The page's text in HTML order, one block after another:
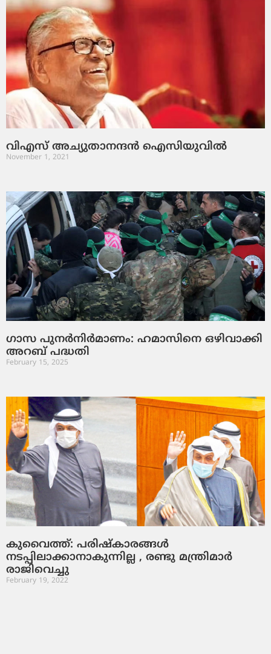
വിഎസ് അച്യുതാനന്ദന്‍ ഐസിയുവില്‍
November 1, 2021
ഗാസ പുനർനിർമാണം: ഹമാസിനെ ഒഴിവാക്കി
അറബ് പദ്ധതി
February 15, 2025
കുവൈത്ത്: പരിഷ്‌കാരങ്ങള്‍
നടപ്പിലാക്കാനാകുന്നില്ല , രണ്ടു മന്ത്രിമാര്‍
രാജിവെച്ചു
February 19, 2022